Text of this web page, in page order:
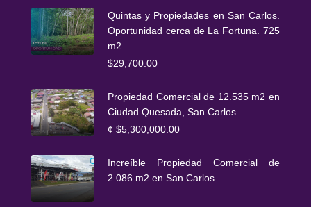
Quintas y Propiedades en San Carlos.
Oportunidad cerca de La Fortuna. 725
m2
$29,700.00
Propiedad Comercial de 12.535 m2 en
Ciudad Quesada, San Carlos
¢ $5,300,000.00
Increíble Propiedad Comercial de
2.086 m2 en San Carlos